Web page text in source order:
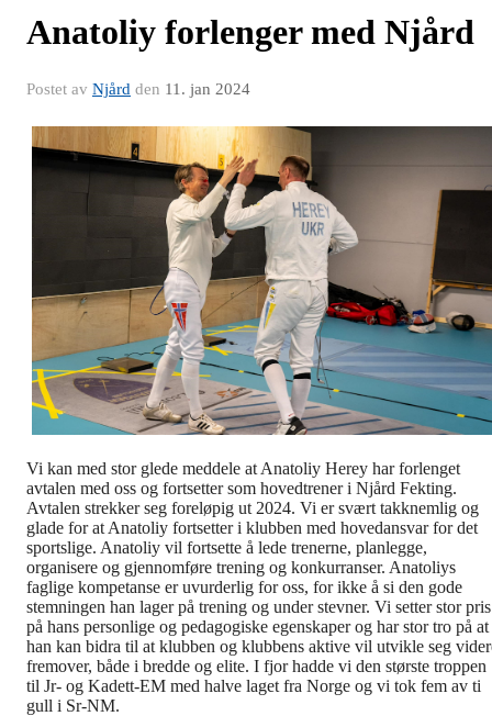
Anatoliy forlenger med Njård
Postet av Njård den 11. jan 2024
Vi kan med stor glede meddele at Anatoliy Herey har forlenget
avtalen med oss og fortsetter som hovedtrener i Njård Fekting.
Avtalen strekker seg foreløpig ut 2024. Vi er svært takknemlig og
glade for at Anatoliy fortsetter i klubben med hovedansvar for det
sportslige. Anatoliy vil fortsette å lede trenerne, planlegge,
organisere og gjennomføre trening og konkurranser. Anatoliys
faglige kompetanse er uvurderlig for oss, for ikke å si den gode
stemningen han lager på trening og under stevner. Vi setter stor pris
på hans personlige og pedagogiske egenskaper og har stor tro på at
han kan bidra til at klubben og klubbens aktive vil utvikle seg
fremover, både i bredde og elite. I fjor hadde vi den største troppen
til Jr- og Kadett-EM med halve laget fra Norge og vi tok fem av ti
gull i Sr-NM.